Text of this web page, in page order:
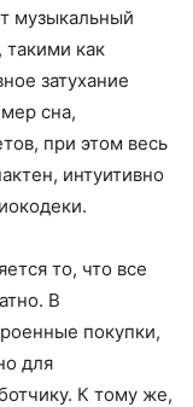
музыкальный
как
затухание
сна,
при этом весь
интуитивно
то, что все
В
покупки,
для
К тому же,